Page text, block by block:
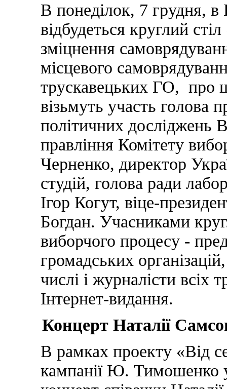
В понеділок, 7 грудня, в
відбудеться круглий
зміцнення
місцевого
трускавецьких ГО, про
візьмуть участь голова
політичних досліджень
правління Комітету
Черненко, директор
студій, голова ради
Ігор Когут, віце-
Богдан. Учасниками
виборчого процесу -
громадських
числі і журналісти всіх
Інтернет-видання.
Концерт Наталії
В рамках проекту «Від
кампанії Ю. Тимошенко